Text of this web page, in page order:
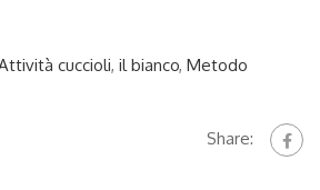
cuccioli, il bianco, Metodo
Share: